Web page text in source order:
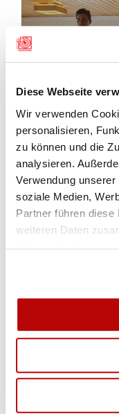
Diese Webseite
Wir verwenden
personalisieren,
zu können und die
analysieren.
Verwendung
soziale Medien,
Partner führen
weiteren Daten
RESULTATE